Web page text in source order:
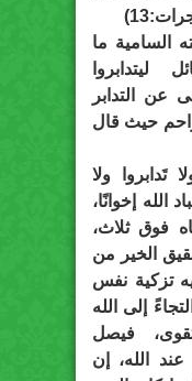
السامية ما
عن التدابر
حيث قال
تَدابروا ولا
الله إخوانًا،
فوق ثلاث،
الخير من
تزكية نفس
إلى الله
فيصل
الله، إن